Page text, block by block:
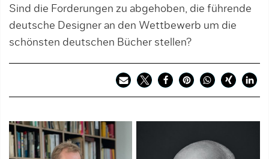
Sind die Forderungen zu abgehoben, die führende
deutsche Designer an den Wettbewerb um die
schönsten deutschen Bücher stellen?